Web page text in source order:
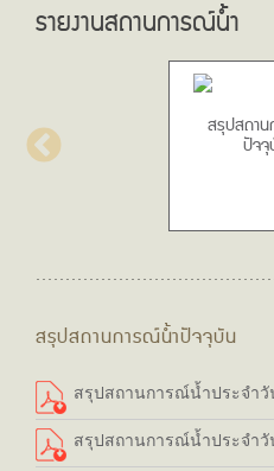
รายงานสถานการณ์น้ำ
สรุปสถา
ปัจ
สรุปสถานการณ์น้ำปัจจุบัน
สรุปสถานการณ์น้ำประจำ
สรุปสถานการณ์น้ำประจำ